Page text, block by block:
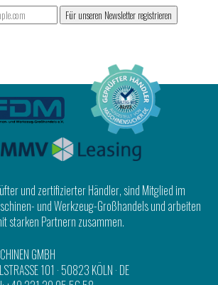
Für unseren Newsletter registrieren
und zertifizierter Händler, sind Mitglied im
und Werkzeug-Großhandels und arbeiten
starken Partnern zusammen.
GMBH
101 · 50823 KÖLN · DE